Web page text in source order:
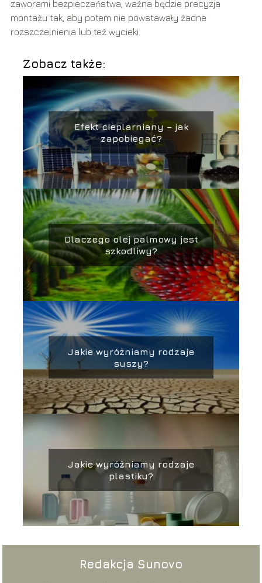
zaworami bezpieczeństwa, ważna będzie precyzja
montażu tak, aby potem nie powstawały żadne
rozszczelnienia lub też wycieki.
Zobacz także:
Efekt cieplarniany – jak
zapobiegać?
Dlaczego olej palmowy jest
szkodliwy?
Jakie wyróżniamy rodzaje
suszy?
Jakie wyróżniamy rodzaje
plastiku?
Redakcja Sunovo